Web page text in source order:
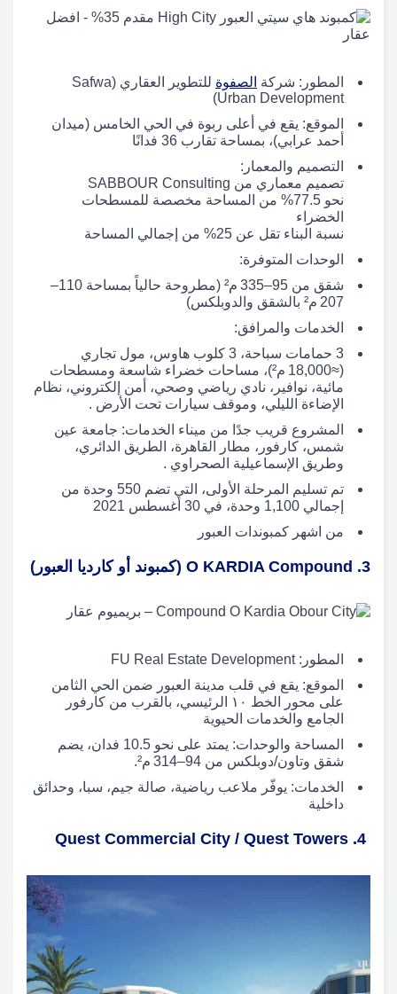
المطور: شركة الصفوة
للتطوير العقاري (Safwa
Urban Development)
الموقع: يقع في أعلى ربوة في الحي الخامس (ميدان
أحمد عرابي)، بمساحة تقارب 36 فدانًا
التصميم والمعمار:
تصميم معماري من SABBOUR Consulting
نحو 77.5% من المساحة مخصصة للمسطحات
الخضراء
نسبة البناء تقل عن 25% من إجمالي المساحة
الوحدات المتوفرة:
شقق من 95–335 م² (مطروحة حالياً بمساحة 110–
207 م² بالشقق والدوبلكس)
الخدمات والمرافق:
3 حمامات سباحة، 3 كلوب هاوس، مول تجاري
(≈18,000 م²)، مساحات خضراء شاسعة ومسطحات
مائية، نوافير، نادي رياضي وصحي، أمن إلكتروني، نظام
الإضاءة الليلي، وموقف سيارات تحت الأرض .
المشروع قريب جدًا من ميناء الخدمات: جامعة عين
شمس، كارفور، مطار القاهرة، الطريق الدائري،
وطريق الإسماعيلية الصحراوي .
تم تسليم المرحلة الأولى، التي تضم 550 وحدة من
إجمالي 1,100 وحدة، في 30 أغسطس 2021
من اشهر كمبوندات العبور
3. O KARDIA Compound (كمبوند أو كارديا العبور)
المطور: FU Real Estate Development
الموقع: يقع في قلب مدينة العبور ضمن الحي الثامن
على محور الخط ١٠ الرئيسي، بالقرب من كارفور
الجامع والخدمات الحيوية
المساحة والوحدات: يمتد على نحو 10.5 فدان، يضم
شقق وتاون/دوبلكس من 94–314 م².
الخدمات: يوفّر ملاعب رياضية، صالة جيم، سبا، وحدائق
داخلية